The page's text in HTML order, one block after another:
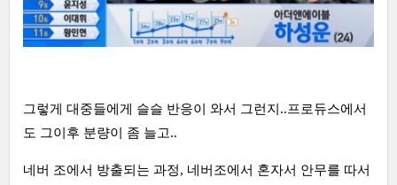
그렇게 대중들에게 슬슬 반응이 와서 그런지..프로듀스에서
도 그이후 분량이 좀 늘고..
네버 조에서 방출되는 과정, 네버조에서 혼자서 안무를 따서